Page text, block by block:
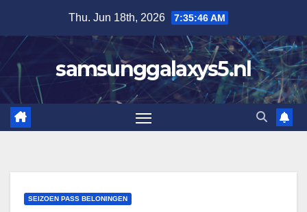
content
Thu. Jun 18th, 2026 7:35:47 AM
samsunggalaxys5.nl
SEIZOEN PASS BELONINGEN